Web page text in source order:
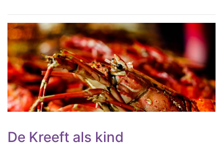
De Kreeft als kind